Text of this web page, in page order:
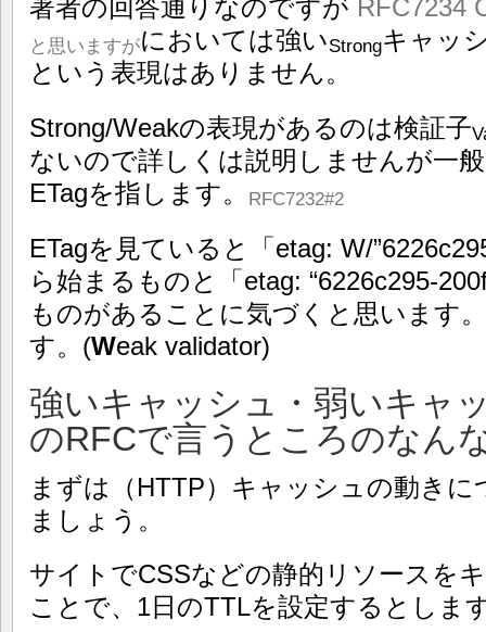
著者の回答通りなのですが RFC7234
と思いますがにおいては強いStrongキャッ
という表現はありません。
Strong/Weakの表現があるのは検証子
ないので詳しくは説明しませんが一
ETagを指します。
RFC7232#2
ETagを見ていると「etag: W/
ら始まるものと「etag: “6226c295-
ものがあることに気づくと思います
す。(Weak validator)
強いキャッシュ・弱いキャ
のRFCで言うところのなん
まずは（HTTP）キャッシュの動き
ましょう。
サイトでCSSなどの静的リソースを
ことで、1日のTTLを設定するとしま